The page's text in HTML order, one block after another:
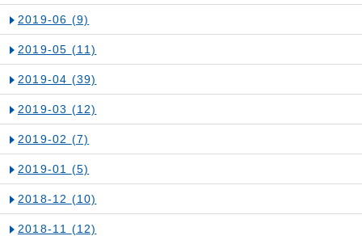
2019-06 (9)
2019-05 (11)
2019-04 (39)
2019-03 (12)
2019-02 (7)
2019-01 (5)
2018-12 (10)
2018-11 (12)